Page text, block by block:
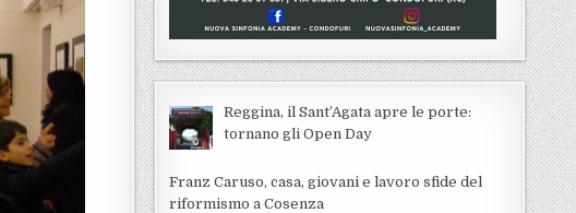
Reggina, il Sant’Agata apre le porte:
tornano gli Open Day
Franz Caruso, casa, giovani e lavoro sfide del
riformismo a Cosenza